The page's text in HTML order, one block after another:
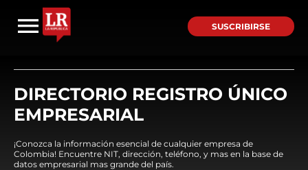
SUSCRIBIRSE
DIRECTORIO REGISTRO ÚNICO
EMPRESARIAL
¡Conozca la información esencial de cualquier empresa de
Colombia! Encuentre NIT, dirección, teléfono, y mas en la base de
datos empresarial mas grande del país.